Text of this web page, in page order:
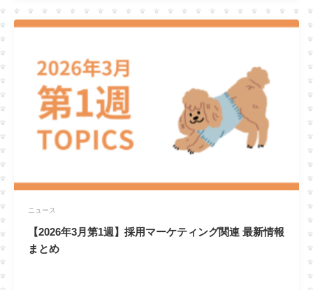
ニュース
【2026年3月第1週】採用マーケティング関連 最新情報
まとめ